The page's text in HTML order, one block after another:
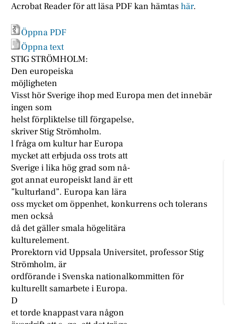
Acrobat Reader för att läsa PDF kan hämtashär.
Öppna PDF
Öppna text
STIG STRÖMHOLM:
Den europeiska
möjligheten
Visst hör Sverige ihop med Europa men det innebär
ingen som
helst förpliktelse till förgapelse,
skriver Stig Strömholm.
l fråga om kultur har Europa
mycket att erbjuda oss trots att
Sverige i lika hög grad som nå-
got annat europeiskt land är ett
”kulturland”. Europa kan lära
oss mycket om öppenhet, konkurrens och tolerans
men också
då det gäller smala högelitära
kulturelement.
Prorektorn vid Uppsala Universitet, professor Stig
Strömholm, är
ordförande i Svenska nationalkommitten för
kulturellt samarbete i Europa.
D
et torde knappast vara någon